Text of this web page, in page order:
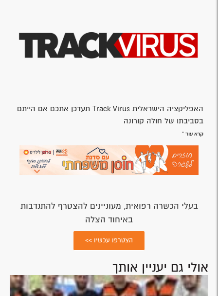
האפליקציה הישראלית Track Virus תעדכן אתכם אם הייתם
בסביבתו של חולה קורונה
קרא עוד »
בעלי הכשרה רפואית, מעוניינים להצטרף להתנדבות
באיחוד הצלה
הצטרפו עכשיו >>
אולי גם יעניין אותך